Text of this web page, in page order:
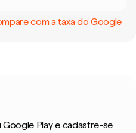
com a taxa do Google
Play e cadastre-se